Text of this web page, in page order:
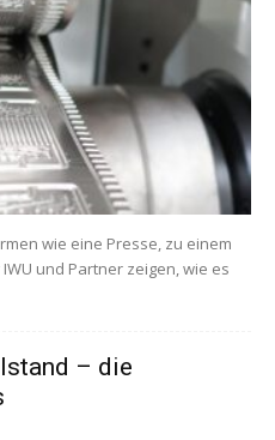
wie eine Presse, zu einem
und Partner zeigen, wie es
– die